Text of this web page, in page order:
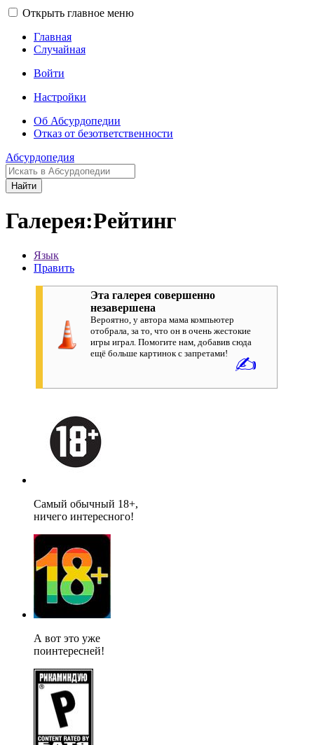
Открыть главное меню
Главная
Случайная
Войти
Настройки
Об Абсурдопедии
Отказ от безответственности
Абсурдопедия
Найти
Галерея:Рейтинг
Язык
Править
Эта галерея совершенно
незавершена
Вероятно, у автора мама компьютер
отобрала, за то, что он в очень жестокие
игры играл. Помогите нам, добавив сюда
ещё больше картинок с запретами!
✍
Самый обычный 18+,
ничего интересного!
А вот это уже
поинтересней!